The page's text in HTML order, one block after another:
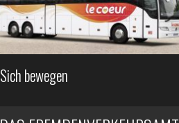
Sich bewegen